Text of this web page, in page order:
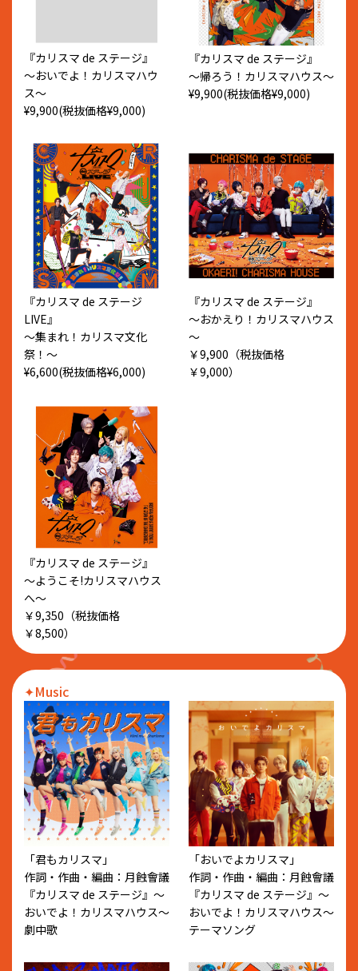
『カリスマ de ステージ』
〜おいでよ！カリスマハウ
ス〜
¥9,900(税抜価格¥9,000)
『カリスマ de ステージ』
〜帰ろう！カリスマハウス〜
¥9,900(税抜価格¥9,000)
『カリスマ de ステージ
LIVE』
〜集まれ！カリスマ文化
祭！〜
¥6,600(税抜価格¥6,000)
『カリスマ de ステージ』
～おかえり！カリスマハウス
～
￥9,900（税抜価格
￥9,000）
『カリスマ de ステージ』
～ようこそ!カリスマハウス
へ～
￥9,350（税抜価格
￥8,500）
✦Music
「君もカリスマ」
作詞・作曲・編曲：⽉蝕會議
『カリスマ de ステージ』〜
おいでよ！カリスマハウス〜
劇中歌
「おいでよカリスマ」
作詞・作曲・編曲：⽉蝕會議
『カリスマ de ステージ』〜
おいでよ！カリスマハウス〜
テーマソング